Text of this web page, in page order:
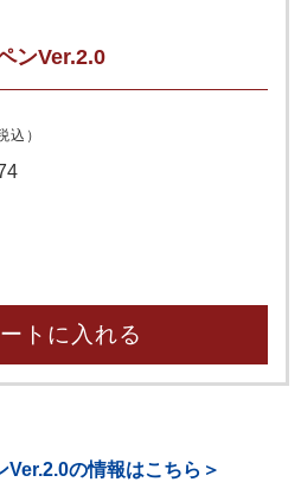
ンVer.2.0
込）
トに入れる
Ver.2.0の情報はこちら＞